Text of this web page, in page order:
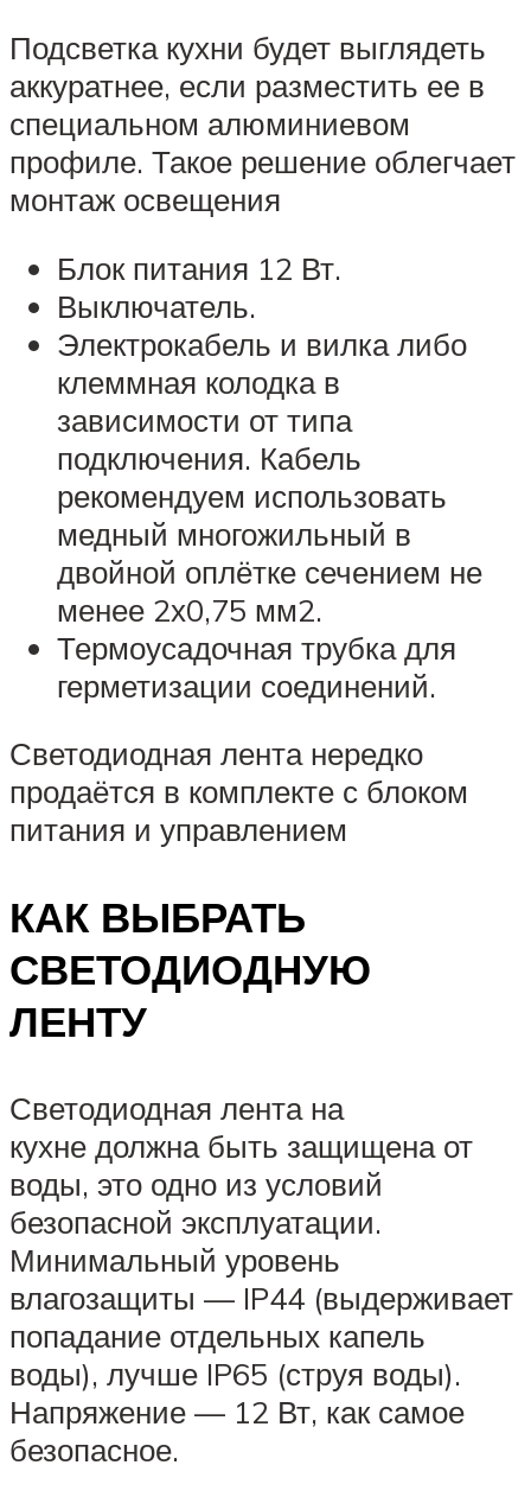
Подсветка кухни будет выглядеть
аккуратнее, если разместить ее в
специальном алюминиевом
профиле. Такое решение облегчает
монтаж освещения
Блок питания 12 Вт.
Выключатель.
Электрокабель и вилка либо
клеммная колодка в
зависимости от типа
подключения. Кабель
рекомендуем использовать
медный многожильный в
двойной оплётке сечением не
менее 2х0,75 мм2.
Термоусадочная трубка для
герметизации соединений.
Светодиодная лента нередко
продаётся в комплекте с блоком
питания и управлением
КАК ВЫБРАТЬ
СВЕТОДИОДНУЮ
ЛЕНТУ
Светодиодная лента на
кухне должна быть защищена от
воды, это одно из условий
безопасной эксплуатации.
Минимальный уровень
влагозащиты — IP44 (выдерживает
попадание отдельных капель
воды), лучше IP65 (струя воды).
Напряжение — 12 Вт, как самое
безопасное.